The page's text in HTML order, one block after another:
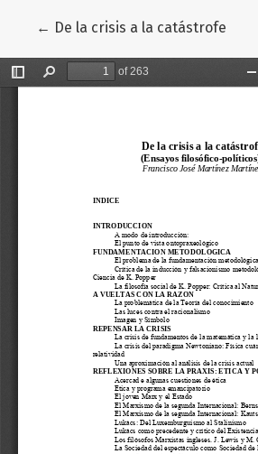
← Volver a los detalles del artículo
De la crisis a la catástrofe